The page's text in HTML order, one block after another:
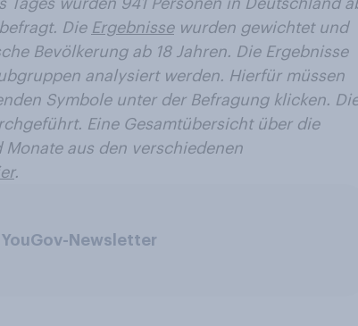
Die Ergebnissewurden gewichtet und
Bevölkerung ab 18 Jahren. Die Ergebnisse
analysiert werden. Hierfür müssen
Symbole unter der Befragung klicken.
Eine Gesamtübersicht über die
aus den verschiedenen
.
Newsletter